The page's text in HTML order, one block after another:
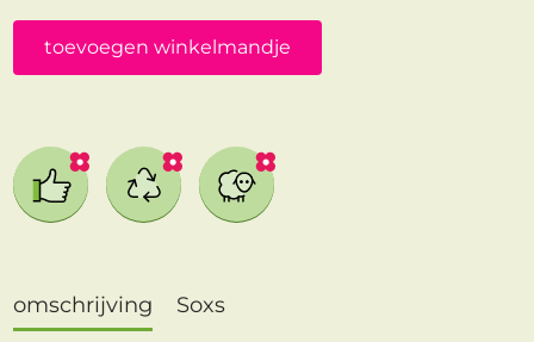
toevoegen winkelmandje
omschrijving Soxs